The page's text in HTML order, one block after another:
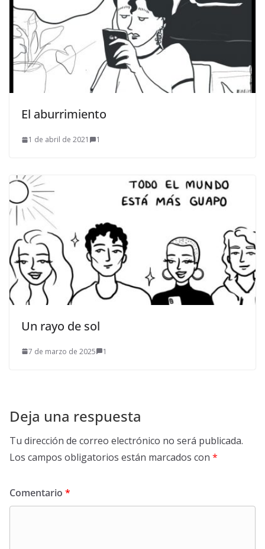
El aburrimiento
1 de abril de 2021 1
Un rayo de sol
7 de marzo de 2025 1
Deja una respuesta
Tu dirección de correo electrónico no será publicada.
Los campos obligatorios están marcados con *
Comentario *